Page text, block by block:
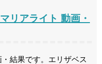
リアライト 動画・
結果です。エリザベス